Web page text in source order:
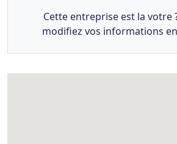
Cette entreprise est la votre
modifiez vos informations